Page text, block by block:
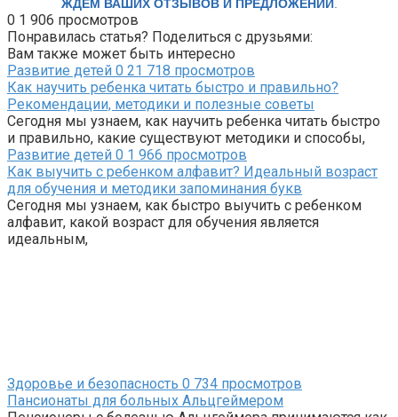
ЖДЕМ ВАШИХ ОТЗЫВОВ И ПРЕДЛОЖЕНИЙ.
0 1 906 просмотров
Понравилась статья? Поделиться с друзьями:
Вам также может быть интересно
Развитие детей 0 21 718 просмотров
Как научить ребенка читать быстро и правильно?
Рекомендации, методики и полезные советы
Сегодня мы узнаем, как научить ребенка читать быстро
и правильно, какие существуют методики и способы,
Развитие детей 0 1 966 просмотров
Как выучить с ребенком алфавит? Идеальный возраст
для обучения и методики запоминания букв
Сегодня мы узнаем, как быстро выучить с ребенком
алфавит, какой возраст для обучения является
идеальным,
Здоровье и безопасность 0 734 просмотров
Пансионаты для больных Альцгеймером